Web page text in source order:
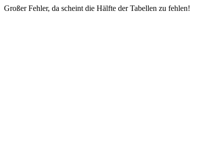
Großer Fehler, da scheint die Hälfte der Tabellen zu fehlen!